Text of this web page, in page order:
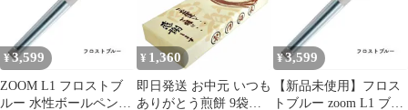
¥3,599
ZOOM L1 フロストブ
ルー 水性ボールペン
¥ 1,360
即日発送 お中元 いつも
ありがとう煎餅 9袋入
¥3,599
【新品未使用】フロス
トブルー zoom L1 ブル